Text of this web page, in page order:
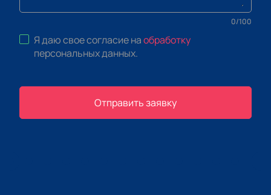
0/100
Я даю свое согласие наобработку
персональных данных.
Отправить заявку